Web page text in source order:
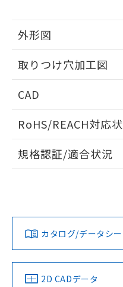
外形図
取りつけ穴加工図
CAD
ドすることができます
ログ
ダウンロードデータをご利
みください。
ソフトウェアの使用条件
RoHS/REACH対応
EU RoHS 注意事項・
対応済み
中国 RoHS 注意事項・
規格認証/適合状況
カタログ/データシ
2D CADデータ
物質の対応では、
荷製品に未対応品
既に当社にて対
していることから
り、2022年1月12